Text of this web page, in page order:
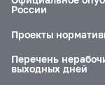
России
Проекты
Перечень
выходных дней